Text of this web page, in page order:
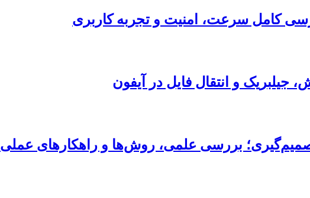
بررسی علمی، روش‌ها و راهکارهای عملی